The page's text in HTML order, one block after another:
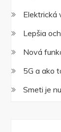
Elektrická
Lepšia
Nová
5G a ako
Smeti je